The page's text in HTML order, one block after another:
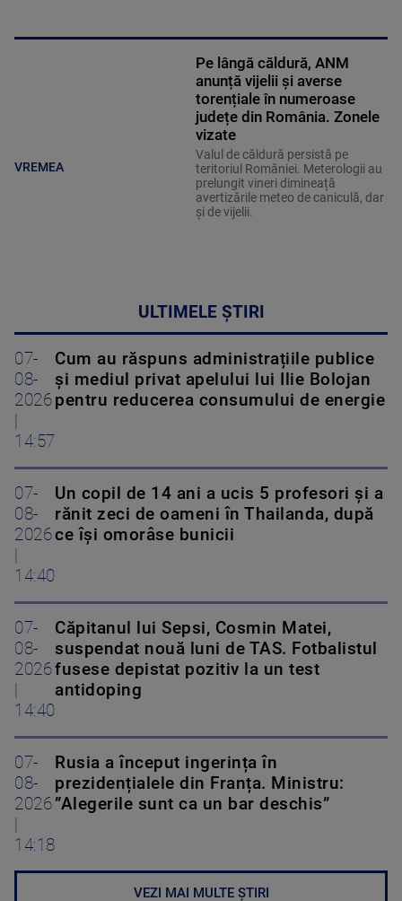
VREMEA
Pe lângă căldură, ANM
anunță vijelii și averse
torențiale în numeroase
județe din România. Zonele
vizate
Valul de căldură persistă pe
teritoriul României. Meterologii au
prelungit vineri dimineață
avertizările meteo de caniculă, dar
și de vijelii.
ULTIMELE ȘTIRI
07-
08-
2026
14:57
Cum au răspuns administrațiile publice
și mediul privat apelului lui Ilie Bolojan
pentru reducerea consumului de energie
07-
08-
2026
14:40
Un copil de 14 ani a ucis 5 profesori și a
rănit zeci de oameni în Thailanda, după
ce își omorâse bunicii
07-
08-
2026
14:40
Căpitanul lui Sepsi, Cosmin Matei,
suspendat nouă luni de TAS. Fotbalistul
fusese depistat pozitiv la un test
antidoping
07-
08-
2026
14:18
Rusia a început ingerința în
prezidențialele din Franța. Ministru:
”Alegerile sunt ca un bar deschis”
VEZI MAI MULTE ȘTIRI